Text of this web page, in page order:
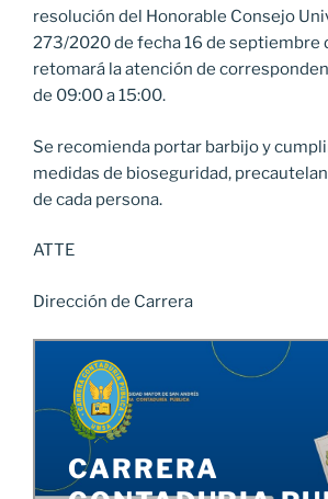
resolución del Honorable Consejo
273/2020 de fecha 16 de septiembre
retomará la atención de
de 09:00 a 15:00.
Se recomienda portar barbijo y
medidas de bioseguridad,
de cada persona.
ATTE
Dirección de Carrera